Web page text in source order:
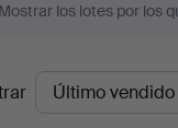
Mostrar los lotes por los